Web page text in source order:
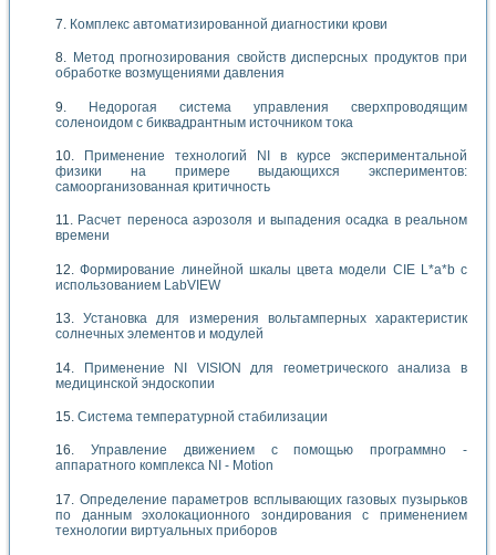
Комплекс автоматизированной диагностики крови
Метод прогнозирования свойств дисперсных продуктов при
обработке возмущениями давления
Недорогая система управления сверхпроводящим
соленоидом с биквадрантным источником тока
Применение технологий NI в курсе экспериментальной
физики на примере выдающихся экспериментов:
самоорганизованная критичность
Расчет переноса аэрозоля и выпадения осадка в реальном
времени
Формирование линейной шкалы цвета модели CIE L*a*b с
использованием LabVIEW
Установка для измерения вольтамперных характеристик
солнечных элементов и модулей
Применение NI VISION для геометрического анализа в
медицинской эндоскопии
Система температурной стабилизации
Управление движением с помощью программно -
аппаратного комплекса NI - Motion
Определение параметров всплывающих газовых пузырьков
по данным эхолокационного зондирования с применением
технологии виртуальных приборов